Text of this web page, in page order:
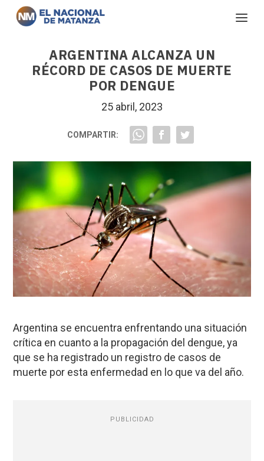
ARGENTINA ALCANZA UN
RÉCORD DE CASOS DE MUERTE
POR DENGUE
25 abril, 2023
COMPARTIR:
Argentina se encuentra enfrentando una situación
crítica en cuanto a la propagación del dengue, ya
que se ha registrado un registro de casos de
muerte por esta enfermedad en lo que va del año.
PUBLICIDAD